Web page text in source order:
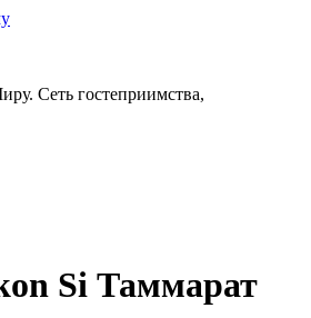
Сеть гостеприимства,
Si Таммарат